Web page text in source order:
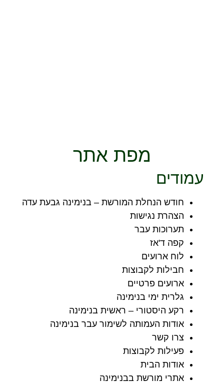
מפת אתר
עמודים
חודש הנחלת המורשת – בנימינה גבעת עדה
הצהרת נגישות
תערוכות עבר
קפה ד'אז
לוח ארועים
חבילות לקבוצות
ארועים פרטיים
גלרית ימי בנימינה
רקע היסטורי – ראשית בנימינה
אודות העמותה לשימור עבר בנימינה
צרו קשר
פעילות לקבוצות
אודות הבית
אתרי מורשת בבנימינה